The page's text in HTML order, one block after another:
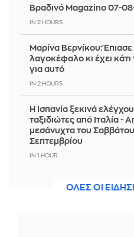
Βραδινό Magazino 07-
IN 2 HOURS
Μαρίνα Βερνίκου: Έπιασε
λαγοκέφαλο κι έχει κάτι
για αυτό
IN 2 HOURS
Η Ισπανία ξεκινά
ταξιδιώτες από Ιταλία -
μεσάνυχτα του Σαββάτου
Σεπτεμβρίου
IN 1 HOUR
των συναυλιών του
ΟΛΕΣ ΟΙ